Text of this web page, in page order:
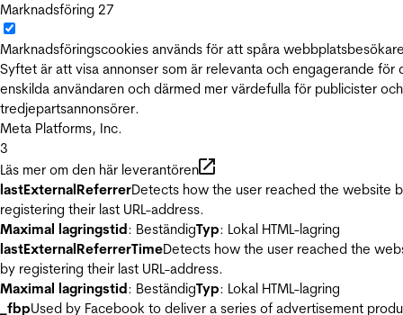
Marknadsföring 27
Marknadsföringscookies används för att spåra
Syftet är att visa annonser som är relevanta och engagerande för
enskilda användaren och därmed mer värdefulla för publicister och
tredjepartsannonsörer.
Meta Platforms, Inc.
3
Läs mer om den här leverantören
lastExternalReferrerDetects how the user reached the website
registering their last URL-address.
Maximal lagringstid: BeständigTyp: Lokal HTML-lagring
lastExternalReferrerTimeDetects how the user reached the
by registering their last URL-address.
Maximal lagringstid: BeständigTyp: Lokal HTML-lagring
_fbpUsed by Facebook to deliver a series of advertisement